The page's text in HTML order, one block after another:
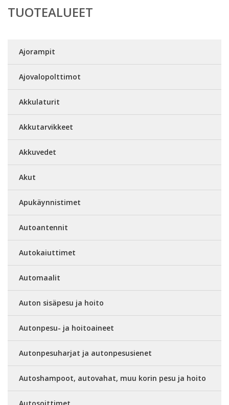
TUOTEALUEET
Ajorampit
Ajovalopolttimot
Akkulaturit
Akkutarvikkeet
Akkuvedet
Akut
Apukäynnistimet
Autoantennit
Autokaiuttimet
Automaalit
Auton sisäpesu ja hoito
Autonpesu- ja hoitoaineet
Autonpesuharjat ja autonpesusienet
Autoshampoot, autovahat, muu korin pesu ja hoito